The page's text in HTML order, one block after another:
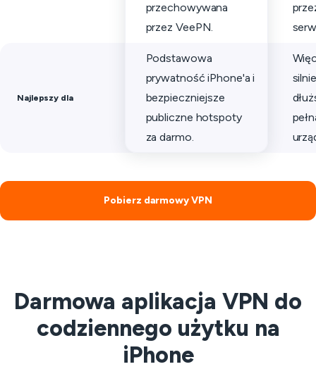
przechowywana
przez VeePN.
Najlepszy dla
Podstawowa
prywatność iPhone'a i
bezpieczniejsze
publiczne hotspoty
za darmo.
Pobierz darmowy VPN
Darmowa aplikacja VPN do
codziennego użytku na
iPhone